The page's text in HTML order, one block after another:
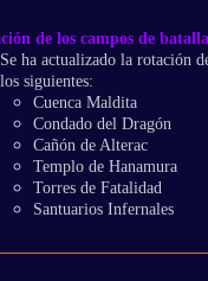
de los campos de batalla
Se ha actualizado la rotación
los siguientes:
Cuenca Maldita
Condado del Dragón
Cañón de Alterac
Templo de Hanamura
Torres de Fatalidad
Santuarios Infernales